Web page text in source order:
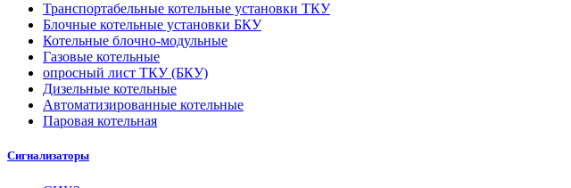
Транспортабельные котельные установки ТКУ
Блочные котельные установки БКУ
Котельные блочно-модульные
Газовые котельные
опросный лист ТКУ (БКУ)
Дизельные котельные
Автоматизированные котельные
Паровая котельная
Сигнализаторы